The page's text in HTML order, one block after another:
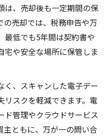
は、売却後も一定期間の保
売却では、税務申告や万
最低でも5年間は契約書や
宅や安全な場所に保管しま
く、スキャンした電子デー
リスクを軽減できます。電
ド管理やクラウドサービス
主ともに、万が一の問い合